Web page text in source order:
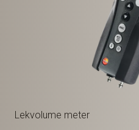
Lekvolume meter